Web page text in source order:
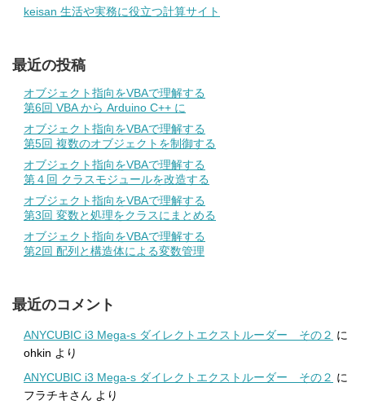
keisan 生活や実務に役立つ計算サイト
最近の投稿
オブジェクト指向をVBAで理解する
第6回 VBA から Arduino C++ に
オブジェクト指向をVBAで理解する
第5回 複数のオブジェクトを制御する
オブジェクト指向をVBAで理解する
第４回 クラスモジュールを改造する
オブジェクト指向をVBAで理解する
第3回 変数と処理をクラスにまとめる
オブジェクト指向をVBAで理解する
第2回 配列と構造体による変数管理
最近のコメント
ANYCUBIC i3 Mega-s ダイレクトエクストルーダー その２ に
ohkin より
ANYCUBIC i3 Mega-s ダイレクトエクストルーダー その２ に
フラチキさん より